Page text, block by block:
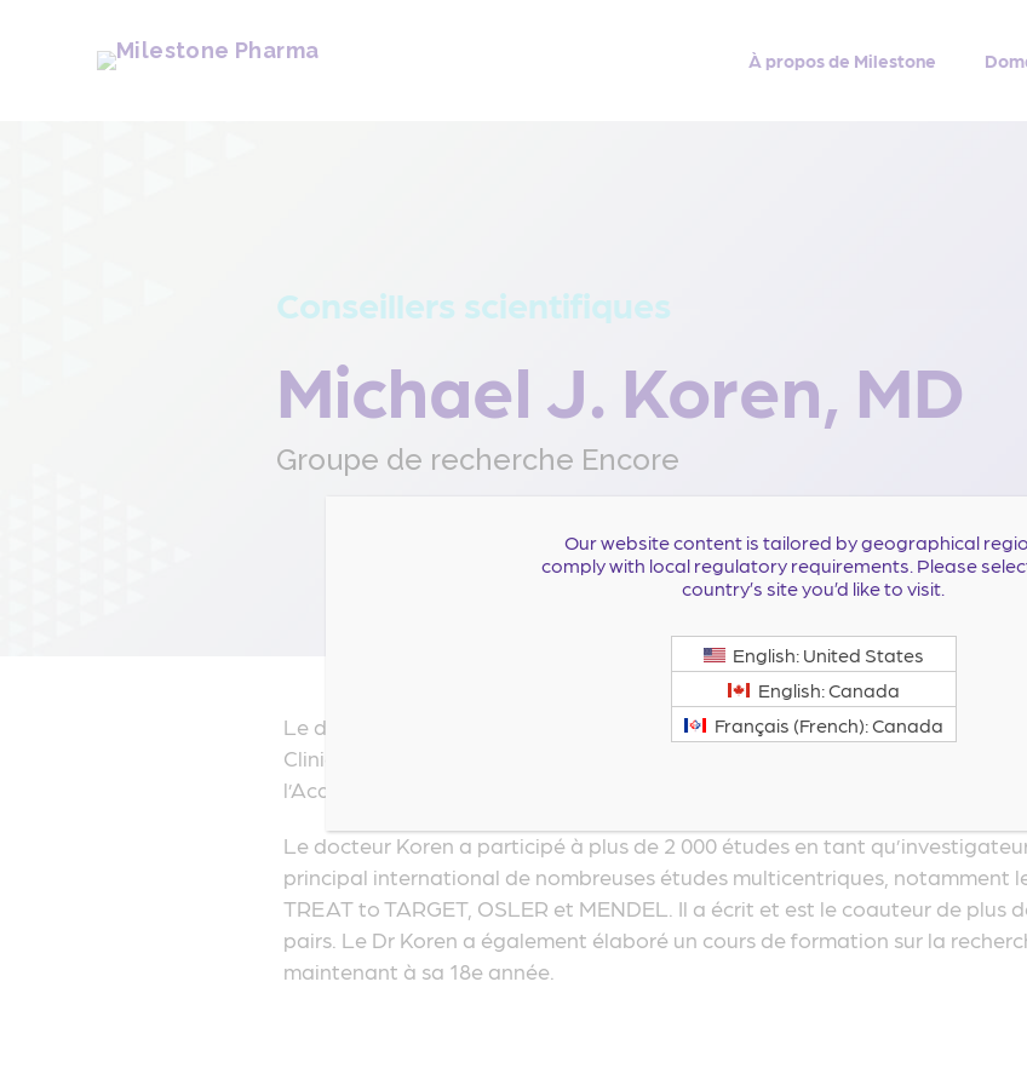
À propos de Milestone
Conseillers scientifiques
Michael J. Koren, MD
Groupe de recherche Encore
Le docteur Koren est cardiologue, médecin chercheur agréé et directeur
Clinical Research. Il est membre de l’American College of Cardiology et
l’Academy of Physicians in Clinical Research et de la section régionale de
Le docteur Koren a participé à plus de 2 000 études en tant
principal international de nombreuses études multicentriques, notamment
TREAT to TARGET, OSLER et MENDEL. Il a écrit et est le coauteur de plus
pairs. Le Dr Koren a également élaboré un cours de formation sur la
maintenant à sa 18e année.
Our website content is tailored by geographical
comply with local regulatory requirements. Please
country’s site you’d like to visit.
English: United States
English: Canada
Français (French): Canada